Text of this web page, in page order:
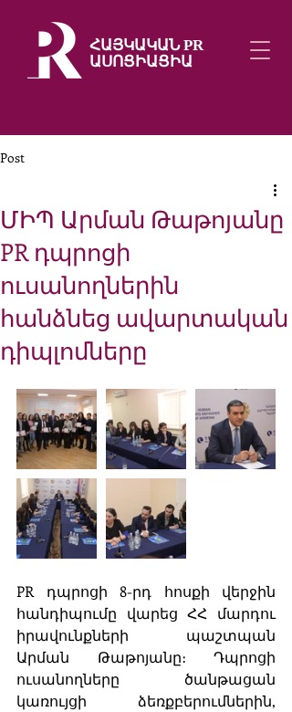
ՀԱՅԿԱԿԱՆ PR
ԱՍՈՑԻԱՑԻԱ
Post
ՄԻՊ Արման Թաթոյանը
PR դպրոցի
ուսանողներին
հանձնեց ավարտական
դիպլոմները
PR դպրոցի 8-րդ հոսքի վերջին
հանդիպումը վարեց ՀՀ մարդու
իրավունքների պաշտպան
Արման Թաթոյանը։ Դպրոցի
ուսանողները ծանթացան
կառույցի ձեռքբերումներին,